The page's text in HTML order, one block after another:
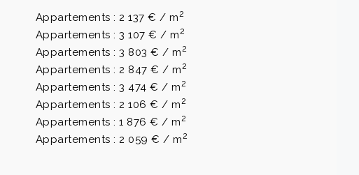
Appartements : 2 137 € / m2
Appartements : 3 107 € / m2
Appartements : 3 803 € / m2
Appartements : 2 847 € / m2
Appartements : 3 474 € / m2
Appartements : 2 106 € / m2
Appartements : 1 876 € / m2
Appartements : 2 059 € / m2